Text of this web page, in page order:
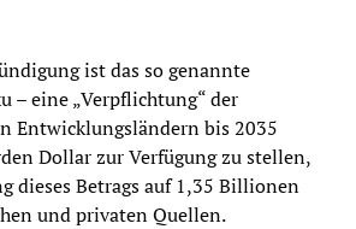
ist das so genannte
– eine „Verpflichtung“ der
Entwicklungsländern bis 2035
Dollar zur Verfügung zu stellen,
dieses Betrags auf 1,35 Billionen
und privaten Quellen.